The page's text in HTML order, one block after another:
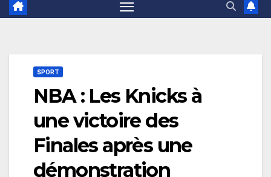
SPORT
NBA : Les Knicks à
une victoire des
Finales après une
démonstration